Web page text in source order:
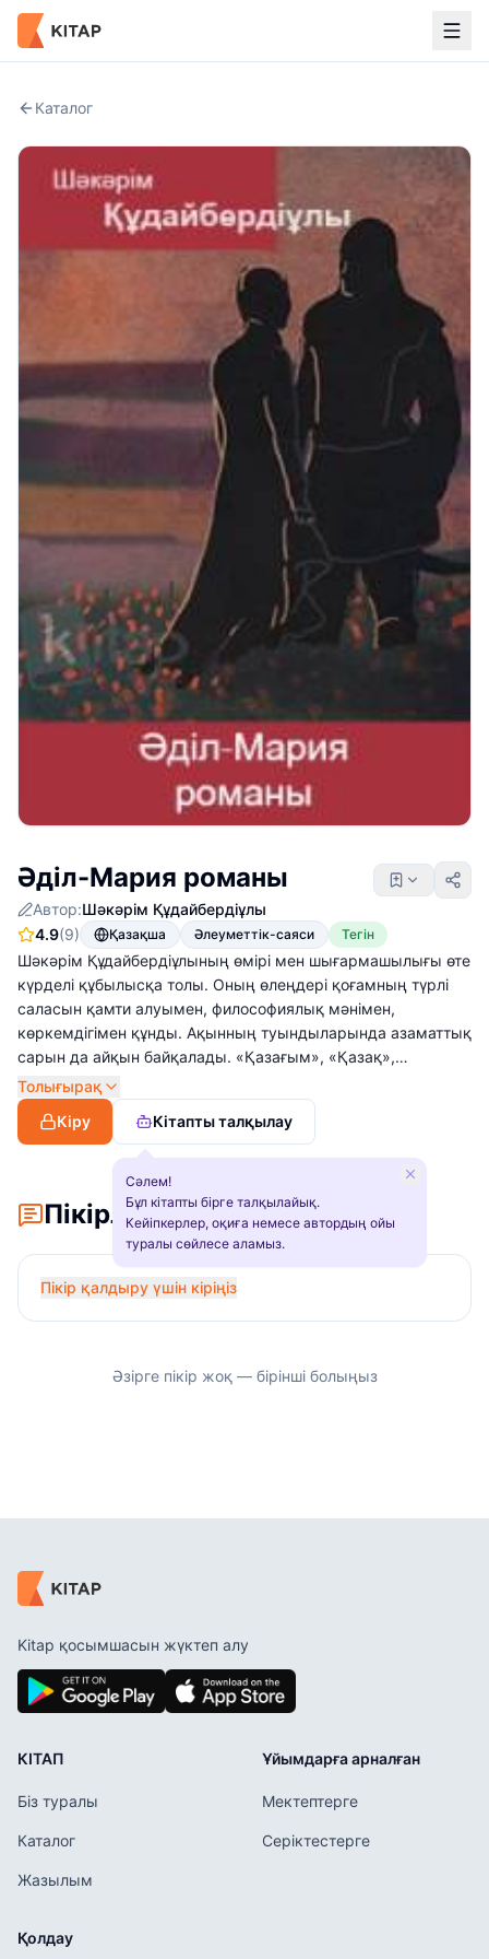
Каталог
Әділ-Мария романы
Автор:Шәкәрім Құдайбердіұлы
4.9(9) Қазақша Әлеуметтік-саяси Тегін
Шәкәрім Құдайбердіұлының өмірі мен шығармашылығы өте
күрделі құбылысқа толы. Оның өлеңдері қоғамның түрлі
саласын қамти алуымен, философиялық мәнімен,
көркемдігімен құнды. Ақынның туындыларында азаматтық
сарын да айқын байқалады. «Қазағым», «Қазақ»,
«Бостандық туы жарқырап», «Бостандық таңы атты» және
тағы басқа өлеңдерінде заман келбетін көрсетуді мақсат
еткені бірден байқалады.
Толығырақ
Кіру
Кітапты талқылау
Сәлем!
Бұл кітапты бірге талқылайық.
Кейіпкерлер, оқиға немесе автордың ойы
туралы сөйлесе аламыз.
Пікірлер
Пікір қалдыру үшін кіріңіз
Әзірге пікір жоқ — бірінші болыңыз
Kitap қосымшасын жүктеп алу
КІТАП
Біз туралы
Каталог
Жазылым
Ұйымдарға арналған
Мектептерге
Серіктестерге
Қолдау